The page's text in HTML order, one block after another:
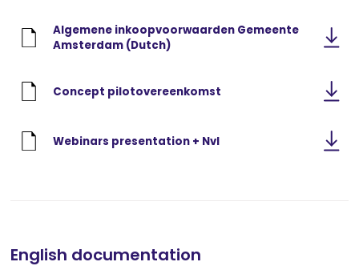
Algemene inkoopvoorwaarden Gemeente
Amsterdam (Dutch)
Concept pilotovereenkomst
Webinars presentation + NvI
English documentation